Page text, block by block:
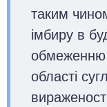
таким
імбиру в
обмеженню
області